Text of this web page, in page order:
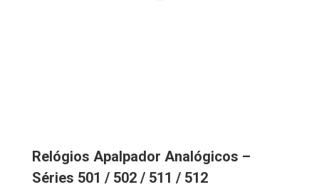
Relógios Apalpador Analógicos –
Séries 501 / 502 / 511 / 512